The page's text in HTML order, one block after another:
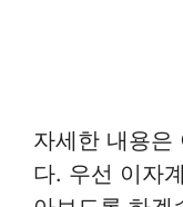
자세한 내용은
다. 우선 이자